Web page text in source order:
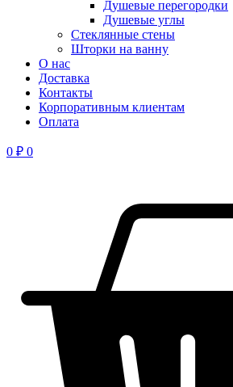
Душевые перегородки
Душевые углы
Стеклянные стены
Шторки на ванну
О нас
Доставка
Контакты
Корпоративным клиентам
Оплата
0 ₽ 0